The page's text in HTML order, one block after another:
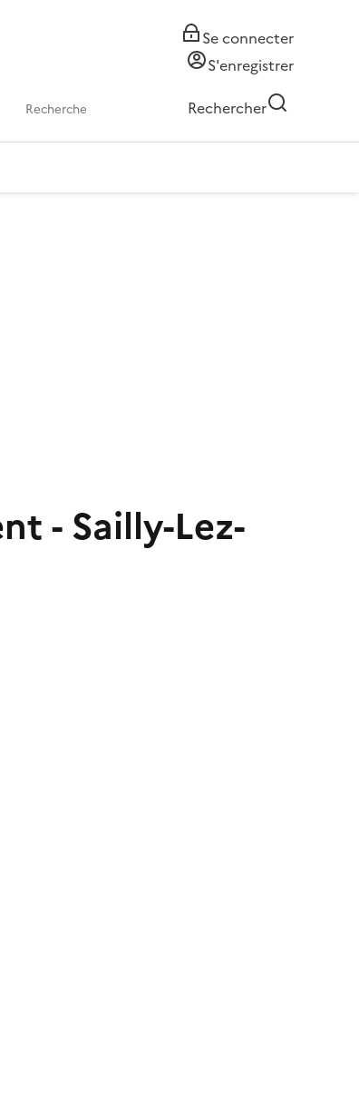
Se connecter
S'enregistrer
Rechercher
- Sailly-Lez-